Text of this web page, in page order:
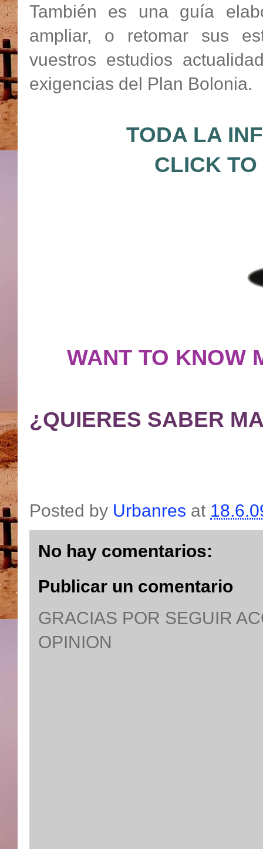
También es una guía
ampliar, o retomar sus
vuestros estudios
exigencias del Plan Bolonia.
TODA LA
CLICK
WANT TO KNOW
¿QUIERES SABER
Posted by Urbanres at
No hay comentarios:
Publicar un comentario
GRACIAS POR SEGUIR
OPINION